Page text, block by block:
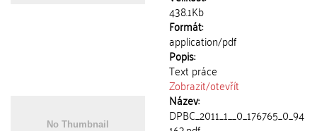
438.1Kb
Formát:
application/pdf
Popis:
Text práce
Zobrazit/otevřít
Název:
DPBC_2011_1__0_176765_0_94